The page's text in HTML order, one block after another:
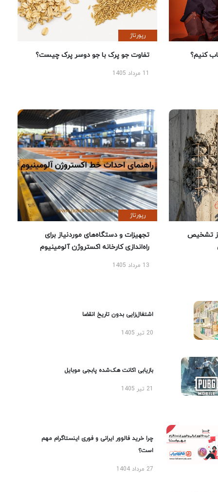
کنیم؟
رپورتاژ
تفاوت جو پرک با جو دوسر پرک چیست؟
تشخیص
رپورتاژ
تجهیزات و دستگاه‌های موردنیاز برای
راه‌اندازی کارخانه اکستروژن آلومینیوم
13 مرداد 1405
اشتغال‌زایی بدون تاریخ انقضا
20 تیر 1405
بازیابی اکانت هک‌شده پابجی موبایل
چرا خرید فالوور ایرانی و فوری اینستاگرام مهم
است؟
27 مرداد 1404